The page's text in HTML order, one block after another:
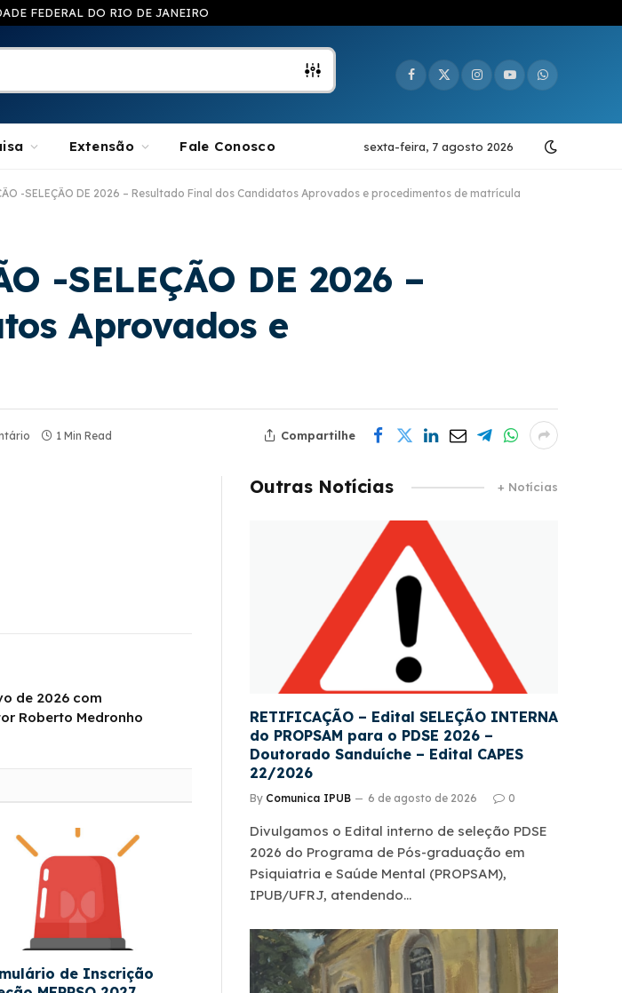
FEDERAL DO RIO DE JANEIRO
Facebook
X
Instagram
YouTubeWhatsApp
Extensão Fale Conosco sexta-feira, 7 agosto 2026
-SELEÇÃO DE 2026 – Resultado Final dos Candidatos Aprovados e procedimentos de matrícula
-SELEÇÃO DE 2026 –
Aprovados e
1 Min Read Compartilhe
de 2026 com
Roberto Medronho
de Inscrição
Outras Notícias + Notícias
RETIFICAÇÃO – Edital SELEÇÃO INTERNA
do PROPSAM para o PDSE 2026 –
Doutorado Sanduíche – Edital CAPES
22/2026
By Comunica IPUB 6 de agosto de 2026 0
Divulgamos o Edital interno de seleção PDSE
2026 do Programa de Pós-graduação em
Psiquiatria e Saúde Mental (PROPSAM),
IPUB/UFRJ, atendendo…